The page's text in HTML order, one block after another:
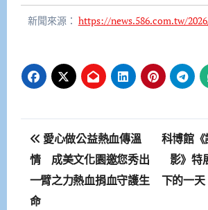
新聞來源： https://news.586.com.tw/
文
章
導
愛心做公益熱血傳溫
情 成美文化園邀您秀出
一臂之力熱血捐血守護生
命
科博館
影》特
下的一